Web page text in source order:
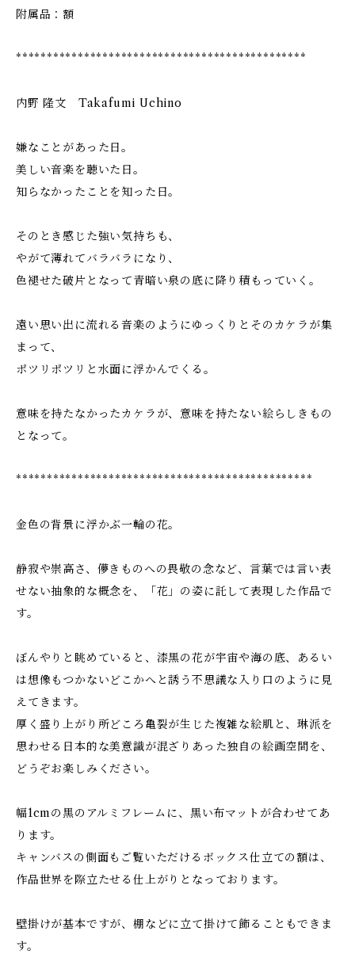
附属品：額
***********************************************
内野 隆文 Takafumi Uchino
嫌なことがあった日。
美しい音楽を聴いた日。
知らなかったことを知った日。
そのとき感じた強い気持ちも、
やがて薄れてバラバラになり、
色褪せた破片となって青暗い泉の底に降り積もっていく。
遠い思い出に流れる音楽のようにゆっくりとそのカケラが集
まって、
ポツリポツリと水面に浮かんでくる。
意味を持たなかったカケラが、意味を持たない絵らしきもの
となって。
************************************************
金色の背景に浮かぶ一輪の花。
静寂や崇高さ、儚きものへの畏敬の念など、言葉では言い表
せない抽象的な概念を、「花」の姿に託して表現した作品で
す。
ぼんやりと眺めていると、漆黒の花が宇宙や海の底、あるい
は想像もつかないどこかへと誘う不思議な入り口のように見
えてきます。
厚く盛り上がり所どころ亀裂が生じた複雑な絵肌と、琳派を
思わせる日本的な美意識が混ざりあった独自の絵画空間を、
どうぞお楽しみください。
幅1cmの黒のアルミフレームに、黒い布マットが合わせてあ
ります。
キャンバスの側面もご覧いただけるボックス仕立ての額は、
作品世界を際立たせる仕上がりとなっております。
壁掛けが基本ですが、棚などに立て掛けて飾ることもできま
す。